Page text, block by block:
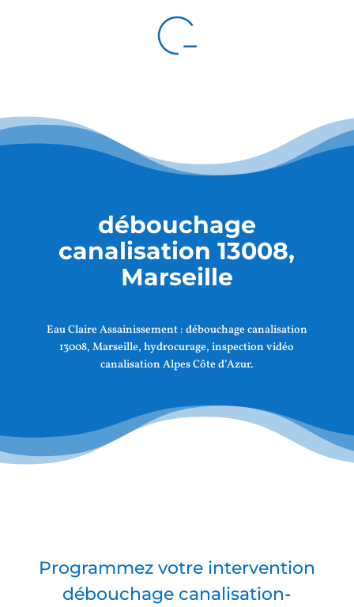
débouchage
canalisation 13008,
Marseille
Eau Claire Assainissement : débouchage canalisation
13008, Marseille, hydrocurage, inspection vidéo
canalisation Alpes Côte d’Azur.
Programmez votre intervention
débouchage canalisation-